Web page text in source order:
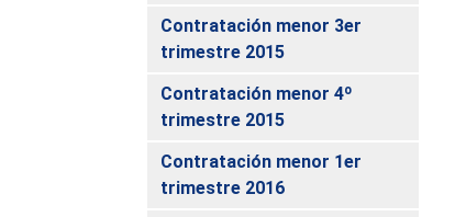
Contratación menor 3er
trimestre 2015
Contratación menor 4º
trimestre 2015
Contratación menor 1er
trimestre 2016